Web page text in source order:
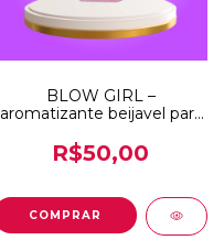
BLOW GIRL –
aromatizante beijavel para
320ml
R$50,00